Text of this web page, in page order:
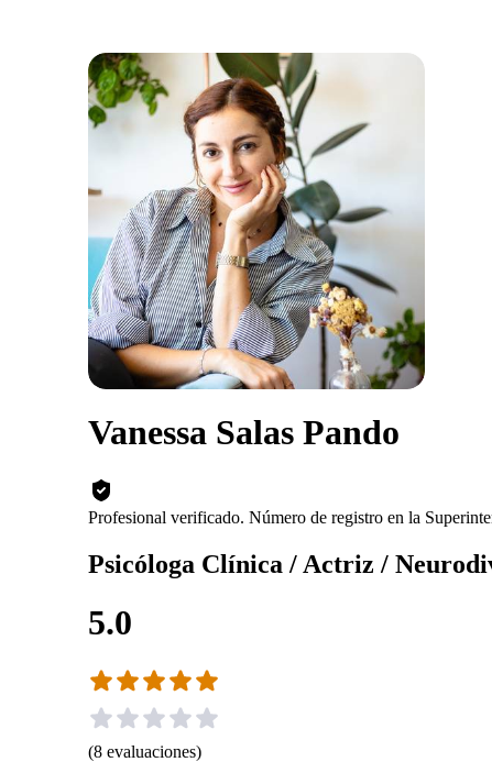
Vanessa Salas Pando
Profesional verificado. Número de registro en la
Psicóloga Clínica / Actriz /
5.0
(8 evaluaciones)